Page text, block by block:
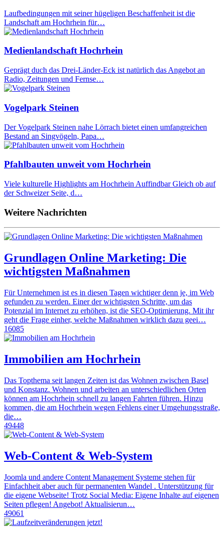
Laufbedingungen mit seiner hügeligen Beschaffenheit ist die
Landschaft am Hochrhein für…
Medienlandschaft Hochrhein
Geprägt duch das Drei-Länder-Eck ist natürlich das Angebot an
Radio, Zeitungen und Fernse…
Vogelpark Steinen
Der Vogelpark Steinen nahe Lörrach bietet einen umfangreichen
Bestand an Singvögeln, Papa…
Pfahlbauten unweit vom Hochrhein
Viele kulturelle Highlights am Hochrhein Auffindbar Gleich ob auf
der Schweizer Seite, d…
Weitere Nachrichten
Grundlagen Online Marketing: Die
wichtigsten Maßnahmen
Für Unternehmen ist es in diesen Tagen wichtiger denn je, im Web
gefunden zu werden. Einer der wichtigsten Schritte, um das
Potenzial im Internet zu erhöhen, ist die SEO-Optimierung. Mit ihr
geht die Frage einher, welche Maßnahmen wirklich dazu geei…
16085
Immobilien am Hochrhein
Das Topthema seit langen Zeiten ist das Wohnen zwischen Basel
und Konstanz. Wohnen und arbeiten an unterschiedlichen Orten
können am Hochrhein schnell zu langen Fahrten führen. Hinzu
kommen, die am Hochrhein wegen Fehlens einer Umgehungsstraße,
die…
49448
Web-Content & Web-System
Joomla und andere Content Management Systeme stehen für
Einfachheit aber auch für permanenten Wandel . Unterstützung für
die eigene Webseite! Trotz Social Media: Eigene Inhalte auf eigenen
Seiten pflegen! Angebot! Aktualisierun…
49061